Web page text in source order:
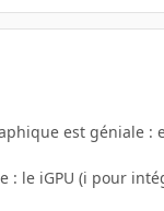
est géniale :
le iGPU (i pour